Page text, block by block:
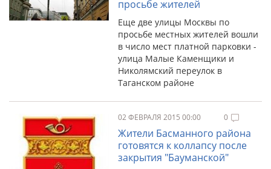
просьбе жителей
Еще две улицы Москвы по
просьбе местных жителей вошли
в число мест платной парковки -
улица Малые Каменщики и
Николямский переулок в
Таганском районе
02 ФЕВРАЛЯ 2015 00:00 0
Жители Басманного района
готовятся к коллапсу после
закрытия "Бауманской"